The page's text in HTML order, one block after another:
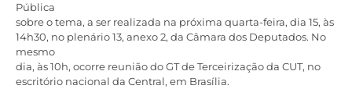
Pública
sobre o tema, a ser realizada na próxima quarta-feira, dia 15, às
14h30, no plenário 13, anexo 2, da Câmara dos Deputados. No
mesmo
dia, às 10h, ocorre reunião do GT de Terceirização da CUT, no
escritório nacional da Central, em Brasília.